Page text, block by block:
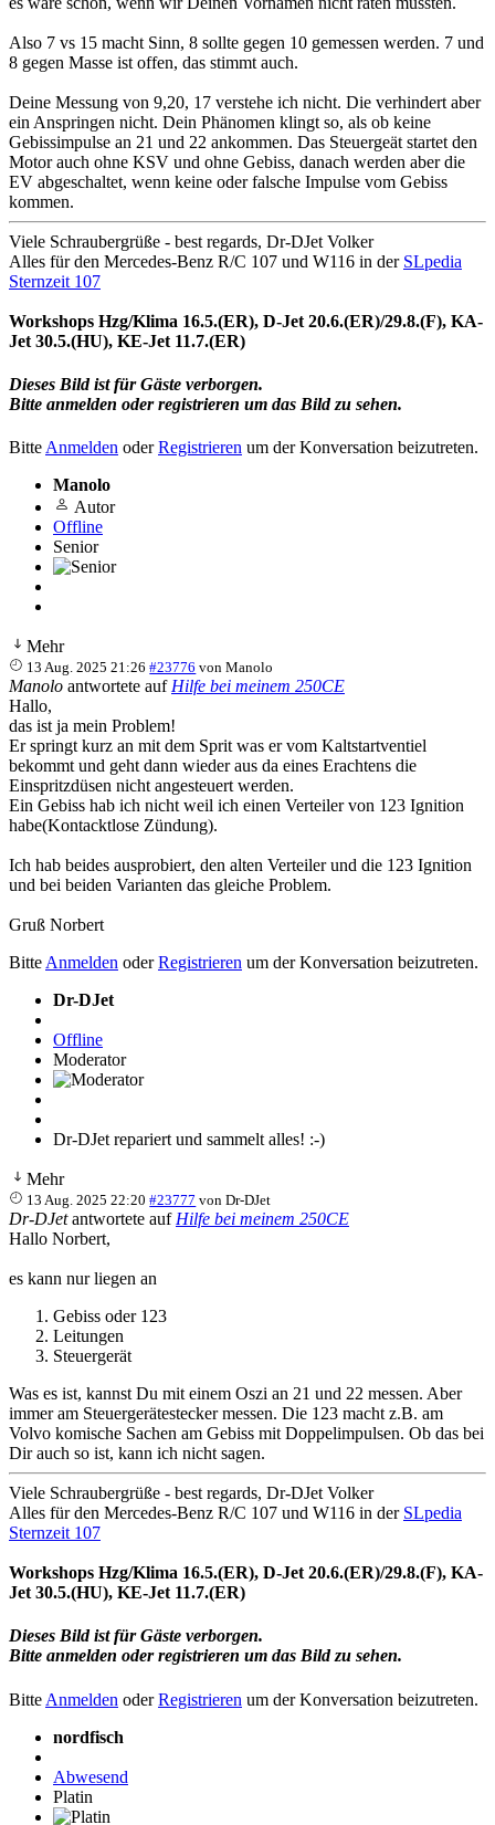
Also 7 vs 15 macht Sinn, 8 sollte gegen 10 gemessen werden. 7 und
8 gegen Masse ist offen, das stimmt auch.
Deine Messung von 9,20, 17 verstehe ich nicht. Die verhindert aber
ein Anspringen nicht. Dein Phänomen klingt so, als ob keine
Gebissimpulse an 21 und 22 ankommen. Das Steuergeät startet den
Motor auch ohne KSV und ohne Gebiss, danach werden aber die
EV abgeschaltet, wenn keine oder falsche Impulse vom Gebiss
kommen.
Viele Schraubergrüße - best regards, Dr-DJet Volker
Alles für den Mercedes-Benz R/C 107 und W116 in der SLpedia
Sternzeit 107
Workshops Hzg/Klima 16.5.(ER), D-Jet 20.6.(ER)/29.8.(F), KA-
Jet 30.5.(HU), KE-Jet 11.7.(ER)
Dieses Bild ist für Gäste verborgen.
Bitte anmelden oder registrieren um das Bild zu sehen.
Bitte Anmelden oderRegistrieren um der Konversation beizutreten.
Manolo
Autor
Offline
Senior
Mehr
13 Aug. 2025 21:26 #23776 vonManolo
Manolo antwortete auf Hilfe bei meinem 250CE
Hallo,
das ist ja mein Problem!
Er springt kurz an mit dem Sprit was er vom Kaltstartventiel
bekommt und geht dann wieder aus da eines Erachtens die
Einspritzdüsen nicht angesteuert werden.
Ein Gebiss hab ich nicht weil ich einen Verteiler von 123 Ignition
habe(Kontacktlose Zündung).
Ich hab beides ausprobiert, den alten Verteiler und die 123 Ignition
und bei beiden Varianten das gleiche Problem.
Gruß Norbert
Bitte Anmelden oderRegistrieren um der Konversation beizutreten.
Dr-DJet
Offline
Moderator
Dr-DJet repariert und sammelt alles! :-)
Mehr
13 Aug. 2025 22:20 #23777 vonDr-DJet
Dr-DJetantwortete auf Hilfe bei meinem 250CE
Hallo Norbert,
es kann nur liegen an
Gebiss oder 123
Leitungen
Steuergerät
Was es ist, kannst Du mit einem Oszi an 21 und 22 messen. Aber
immer am Steuergerätestecker messen. Die 123 macht z.B. am
Volvo komische Sachen am Gebiss mit Doppelimpulsen. Ob das bei
Dir auch so ist, kann ich nicht sagen.
Viele Schraubergrüße - best regards, Dr-DJet Volker
Alles für den Mercedes-Benz R/C 107 und W116 in der SLpedia
Sternzeit 107
Workshops Hzg/Klima 16.5.(ER), D-Jet 20.6.(ER)/29.8.(F), KA-
Jet 30.5.(HU), KE-Jet 11.7.(ER)
Dieses Bild ist für Gäste verborgen.
Bitte anmelden oder registrieren um das Bild zu sehen.
Bitte Anmelden oderRegistrieren um der Konversation beizutreten.
nordfisch
Abwesend
Platin